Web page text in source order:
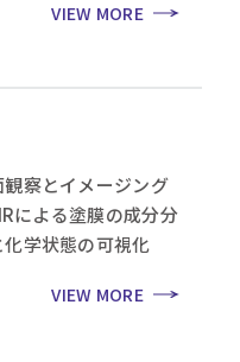
VIEW MORE
観察とイメージング
による塗膜の成分分
化学状態の可視化
VIEW MORE